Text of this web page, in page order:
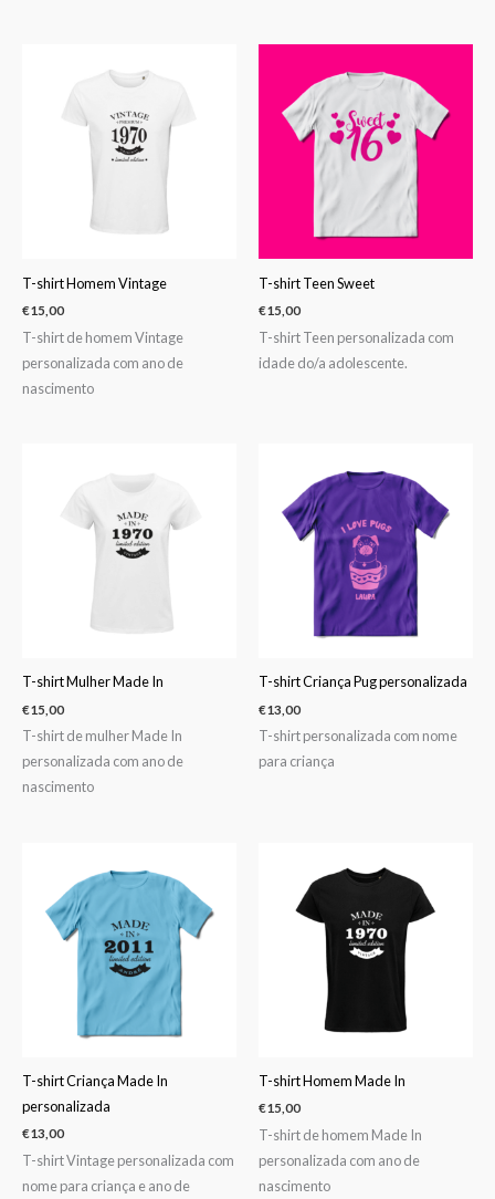
T-shirt Homem Vintage
€15,00
T-shirt de homem Vintage
personalizada com ano de
nascimento
T-shirt Teen Sweet
€15,00
T-shirt Teen personalizada com
idade do/a adolescente.
T-shirt Mulher Made In
€15,00
T-shirt de mulher Made In
personalizada com ano de
nascimento
T-shirt Criança Pug personalizada
€13,00
T-shirt personalizada com nome
para criança
T-shirt Criança Made In
personalizada
€13,00
T-shirt Vintage personalizada com
nome para criança e ano de
T-shirt Homem Made In
€15,00
T-shirt de homem Made In
personalizada com ano de
nascimento